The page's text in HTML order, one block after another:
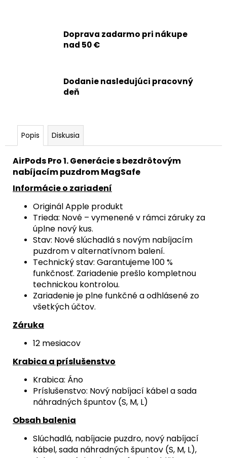
Doprava zadarmo pri nákupe
nad 50 €
Dodanie nasledujúci pracovný
deň
Popis Diskusia
AirPodsPro1. Generácies bezdrôtovým
nabíjacím puzdrom MagSafe
Informácie o zariadení
Originál Apple produkt
Trieda: Nové – vymenené v rámci záruky za
úplne nový kus.
Stav: Nové slúchadlá s novým nabíjacím
puzdrom v alternatívnom balení.
Technický stav: Garantujeme 100 %
funkčnosť. Zariadenie prešlo kompletnou
technickou kontrolou.
Zariadenie je plne funkčné a odhlásené zo
všetkých účtov.
Záruka
12 mesiacov
Krabica a príslušenstvo
Krabica: Áno
Príslušenstvo: Nový nabíjací kábel a sada
náhradných špuntov (S, M, L)
Obsah balenia
Slúchadlá, nabíjacie puzdro, nový nabíjací
kábel, sada náhradných špuntov (S, M, L),